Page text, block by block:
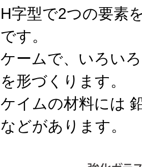
H字型で2つの要素
です。
ケームで、いろい
を形づくります。
ケイムの材料には
などがあります。